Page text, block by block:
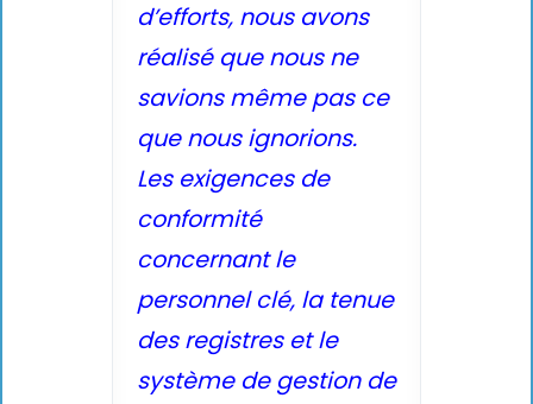
d’efforts, nous avons
réalisé que nous ne
savions même pas ce
que nous ignorions.
Les exigences de
conformité
concernant le
personnel clé, la tenue
des registres et le
système de gestion de